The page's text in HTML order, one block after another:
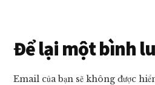
Reader
Interactions
Để lại một bình
Email của bạn sẽ không được